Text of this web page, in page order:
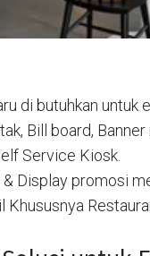
di butuhkan untuk
Bill board, Banner
Service Kiosk.
Display promosi